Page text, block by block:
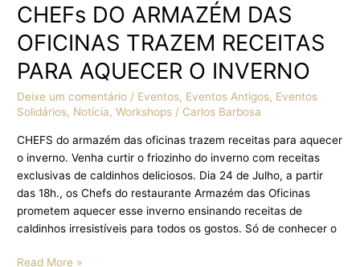
CHEFs DO ARMAZÉM DAS
OFICINAS TRAZEM RECEITAS
PARA AQUECER O INVERNO
Deixe um comentário / Eventos, Eventos Antigos, Eventos
Solidários, Notícia,Workshops / Carlos Barbosa
CHEFS do armazém das oficinas trazem receitas para aquecer
o inverno. Venha curtir o friozinho do inverno com receitas
exclusivas de caldinhos deliciosos. Dia 24 de Julho, a partir
das 18h., os Chefs do restaurante Armazém das Oficinas
prometem aquecer esse inverno ensinando receitas de
caldinhos irresistíveis para todos os gostos. Só de conhecer o
Read More »